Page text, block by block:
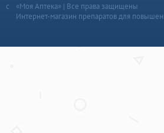
«Моя Аптека» | Все права защищены
Интернет-магазин препаратов для